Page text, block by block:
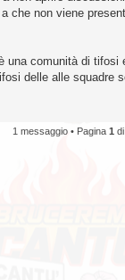
che non viene
una comunità di tifosi
delle alle squadre
1 messaggio • Pagina 1 di